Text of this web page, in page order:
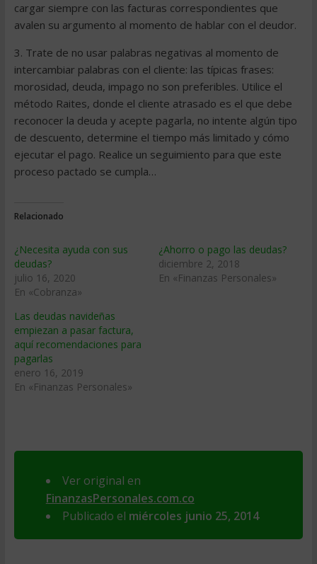
cargar siempre con las facturas correspondientes que
avalen su argumento al momento de hablar con el deudor.
3. Trate de no usar palabras negativas al momento de
intercambiar palabras con el cliente: las típicas frases:
morosidad, deuda, impago no son preferibles. Utilice el
método Raites, donde el cliente atrasado es el que debe
reconocer la deuda y acepte pagarla, no intente algún tipo
de descuento, determine el tiempo más limitado y cómo
ejecutar el pago. Realice un seguimiento para que este
proceso pactado se cumpla…
Relacionado
¿Necesita ayuda con sus
deudas?
julio 16, 2020
En «Cobranza»
¿Ahorro o pago las deudas?
diciembre 2, 2018
En «Finanzas Personales»
Las deudas navideñas
empiezan a pasar factura,
aquí recomendaciones para
pagarlas
enero 16, 2019
En «Finanzas Personales»
Ver original en
FinanzasPersonales.com.co
Publicado el miércoles junio 25, 2014